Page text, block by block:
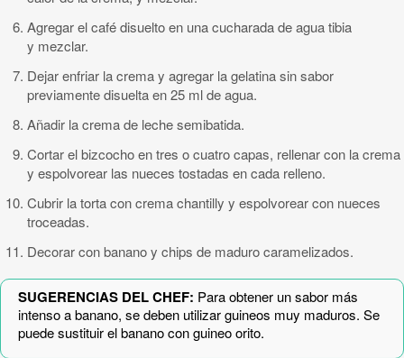
Agregar el café disuelto en una cucharada de agua tibia
y mezclar.
Dejar enfriar la crema y agregar la gelatina sin sabor
previamente disuelta en 25 ml de agua.
Añadir la crema de leche semibatida.
Cortar el bizcocho en tres o cuatro capas, rellenar con la crema
y espolvorear las nueces tostadas en cada relleno.
Cubrir la torta con crema chantilly y espolvorear con nueces
troceadas.
Decorar con banano y chips de maduro caramelizados.
SUGERENCIAS DEL CHEF: Para obtener un sabor más
intenso a banano, se deben utilizar guineos muy maduros. Se
puede sustituir el banano con guineo orito.